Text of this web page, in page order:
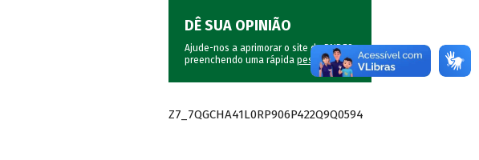
DÊ SUA OPINIÃO
Ajude-nos a aprimorar o site do BNDES
preenchendo uma rápida pesquisa.
Z7_7QGCHA41L0RP906P422Q9Q0594